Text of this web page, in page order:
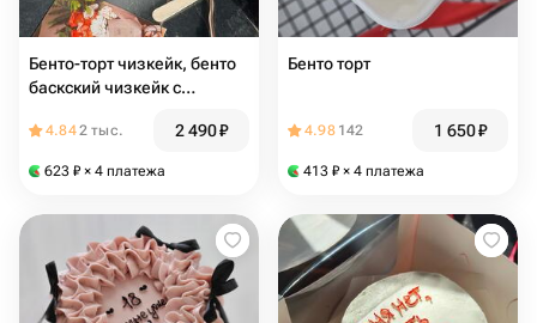
Бенто-торт чизкейк, бенто
баскский чизкейк с
бенто-торт для мамы, для
4.842 тыс. 2 490₽
623 ₽ × 4 платежа
Бенто торт
4.98 142 1 650₽
413 ₽ × 4 платежа